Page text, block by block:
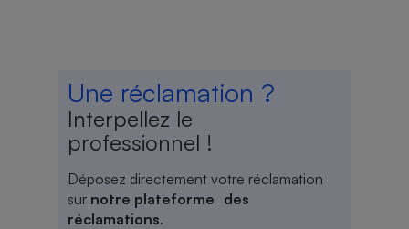
Une réclamation ?
Interpellez le
professionnel !
Déposez directement votre réclamation
sur notre plateforme des
réclamations.